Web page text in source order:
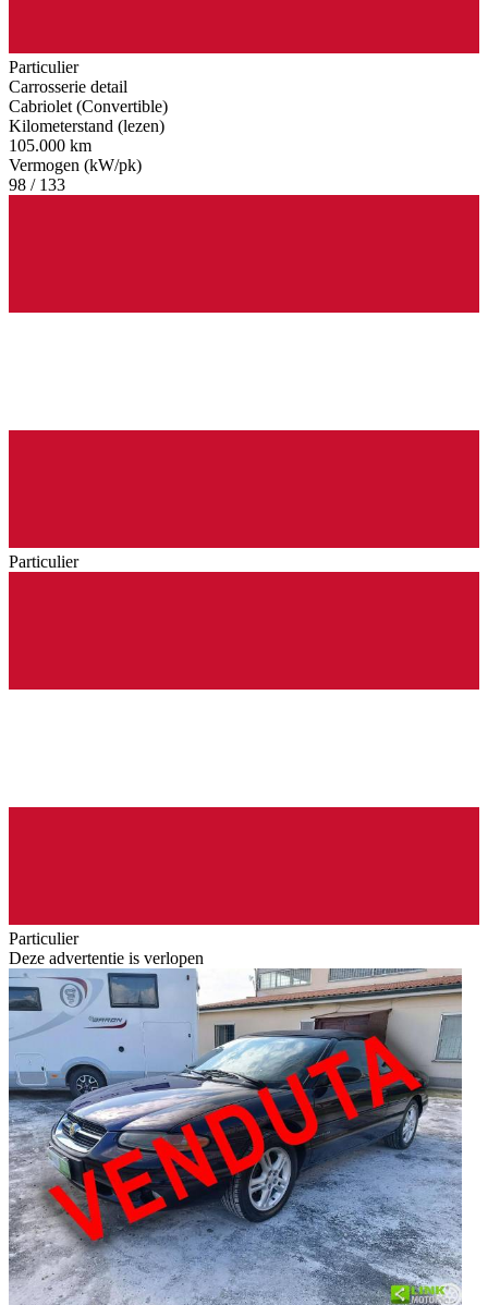
Particulier
Carrosserie detail
Cabriolet (Convertible)
Kilometerstand (lezen)
105.000 km
Vermogen (kW/pk)
98 / 133
Particulier
Particulier
Deze advertentie is verlopen